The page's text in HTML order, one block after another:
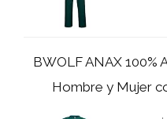
BWOLF ANAX 100%
Hombre y Mujer